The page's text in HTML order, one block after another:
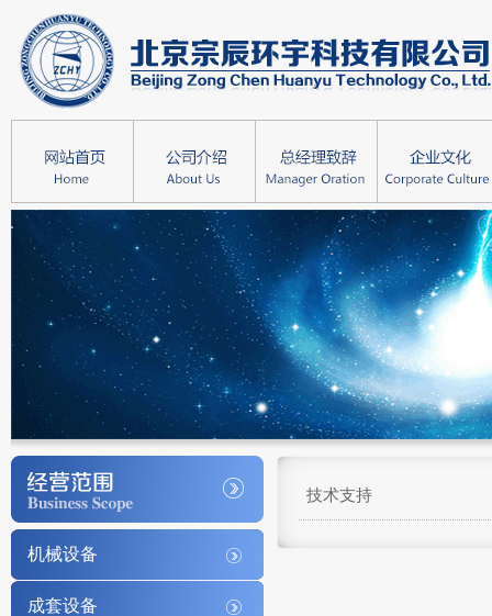
机械设备
成套设备
技术支持